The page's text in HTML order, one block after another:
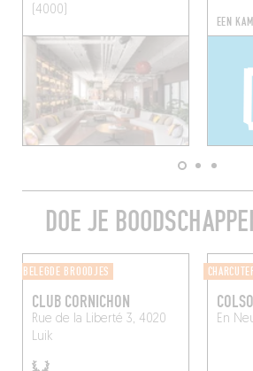
(4000)
EEN
DOE JE
BELEGDE BROODJES
CLUB CORNICHON
Rue de la Liberté 3, 4020
Luik
En